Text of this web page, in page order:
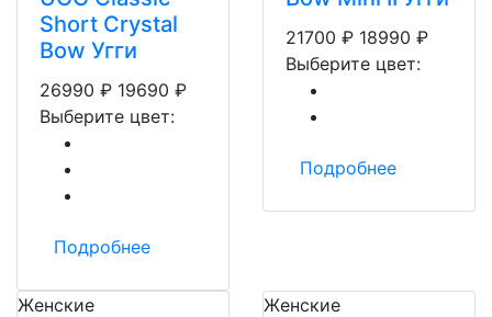
Short Crystal
Bow Угги
26990 ₽ 19690 ₽
Выберите цвет:
Подробнее
21700 ₽ 18990 ₽
Выберите цвет:
Подробнее
Женские Женские